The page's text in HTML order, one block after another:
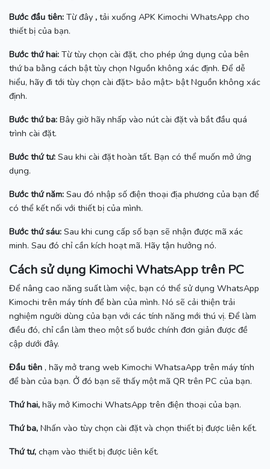
Bước đầu tiên: Từ đây , tải xuống APK Kimochi WhatsApp cho
thiết bị của bạn.
Bước thứ hai: Từ tùy chọn cài đặt, cho phép ứng dụng của bên
thứ ba bằng cách bật tùy chọn Nguồn không xác định. Để dễ
hiểu, hãy đi tới tùy chọn cài đặt> bảo mật> bật Nguồn không xác
định.
Bước thứ ba: Bây giờ hãy nhấp vào nút cài đặt và bắt đầu quá
trình cài đặt.
Bước thứ tư: Sau khi cài đặt hoàn tất. Bạn có thể muốn mở ứng
dụng.
Bước thứ năm: Sau đó nhập số điện thoại địa phương của bạn để
có thể kết nối với thiết bị của mình.
Bước thứ sáu: Sau khi cung cấp số bạn sẽ nhận được mã xác
minh. Sau đó chỉ cần kích hoạt mã. Hãy tận hưởng nó.
Cách sử dụng Kimochi WhatsApp trên PC
Để nâng cao năng suất làm việc, bạn có thể sử dụng WhatsApp
Kimochi trên máy tính để bàn của mình. Nó sẽ cải thiện trải
nghiệm người dùng của bạn với các tính năng mới thú vị. Để làm
điều đó, chỉ cần làm theo một số bước chính đơn giản được đề
cập dưới đây.
Đầu tiên , hãy mở trang web Kimochi WhatsaApp trên máy tính
để bàn của bạn. Ở đó bạn sẽ thấy một mã QR trên PC của bạn.
Thứ hai, hãy mở Kimochi WhatsApp trên điện thoại của bạn.
Thứ ba, Nhấn vào tùy chọn cài đặt và chọn thiết bị được liên kết.
Thứ tư, chạm vào thiết bị được liên kết.